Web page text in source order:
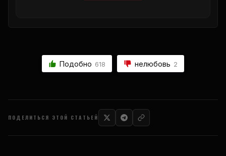
Подобно 618 нелюбовь 2
ПОДЕЛИТЬСЯ ЭТОЙ СТАТЬЕЙ